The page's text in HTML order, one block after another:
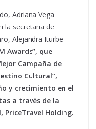
Adriana Vega
la secretaria de
Alejandra Iturbe
Awards”, que
Campaña de
Cultural”,
y crecimiento en el
a través de la
PriceTravel Holding.